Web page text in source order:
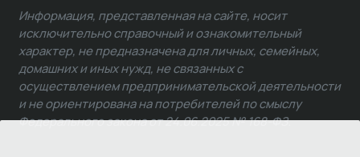
Информация, представленная на сайте, носит
исключительно справочный и ознакомительный
характер, не предназначена для личных, семейных,
домашних и иных нужд, не связанных с
осуществлением предпринимательской деятельности
и не ориентирована на потребителей по смыслу
Федерального закона от 24.06.2025 № 168-ФЗ.